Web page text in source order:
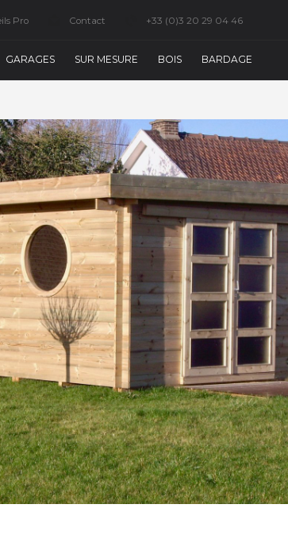
GARAGES SUR MESURE BOIS BARDAGE
Pro Contact +33 (0)3 20 29 04 46